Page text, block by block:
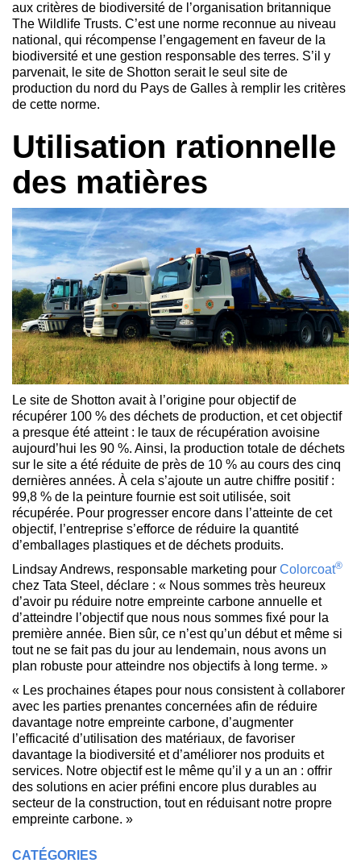
aux critères de biodiversité de l’organisation britannique
The Wildlife Trusts. C’est une norme reconnue au niveau
national, qui récompense l’engagement en faveur de la
biodiversité et une gestion responsable des terres. S’il y
parvenait, le site de Shotton serait le seul site de
production du nord du Pays de Galles à remplir les critères
de cette norme.
Utilisation rationnelle
des matières
Le site de Shotton avait à l’origine pour objectif de
récupérer 100 % des déchets de production, et cet objectif
a presque été atteint : le taux de récupération avoisine
aujourd’hui les 90 %. Ainsi, la production totale de déchets
sur le site a été réduite de près de 10 % au cours des cinq
dernières années. À cela s’ajoute un autre chiffre positif :
99,8 % de la peinture fournie est soit utilisée, soit
récupérée. Pour progresser encore dans l’atteinte de cet
objectif, l’entreprise s’efforce de réduire la quantité
d’emballages plastiques et de déchets produits.
Lindsay Andrews, responsable marketing pour Colorcoat®
chez Tata Steel, déclare : « Nous sommes très heureux
d’avoir pu réduire notre empreinte carbone annuelle et
d’atteindre l’objectif que nous nous sommes fixé pour la
première année. Bien sûr, ce n’est qu’un début et même si
tout ne se fait pas du jour au lendemain, nous avons un
plan robuste pour atteindre nos objectifs à long terme. »
« Les prochaines étapes pour nous consistent à collaborer
avec les parties prenantes concernées afin de réduire
davantage notre empreinte carbone, d’augmenter
l’efficacité d’utilisation des matériaux, de favoriser
davantage la biodiversité et d’améliorer nos produits et
services. Notre objectif est le même qu’il y a un an : offrir
des solutions en acier préfini encore plus durables au
secteur de la construction, tout en réduisant notre propre
empreinte carbone. »
CATÉGORIES